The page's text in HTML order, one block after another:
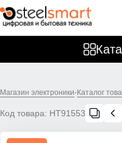
Магазин электроники-Каталог
Код товара: НТ91553